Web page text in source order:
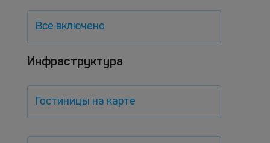
Все включено
Инфраструктура
Гостиницы на карте